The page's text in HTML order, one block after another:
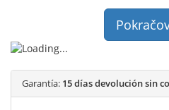
Garantía: 15 días devolución sin